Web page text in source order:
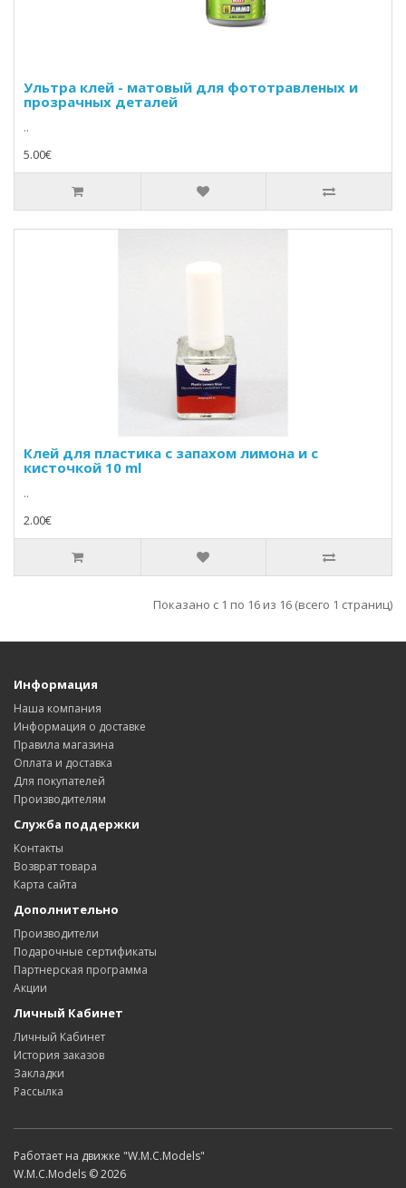
Ультра клей - матовый для фототравленых и
прозрачных деталей
..
5.00€
Клей для пластика с запахом лимона и с
кисточкой 10 ml
..
2.00€
Показано с 1 по 16 из 16 (всего 1 страниц)
Информация
Наша компания
Информация о доставке
Правила магазина
Оплата и доставка
Для покупателей
Производителям
Служба поддержки
Контакты
Возврат товара
Карта сайта
Дополнительно
Производители
Подарочные сертификаты
Партнерская программа
Акции
Личный Кабинет
Личный Кабинет
История заказов
Закладки
Рассылка
Работает на движке "W.M.C.Models"
W.M.C.Models © 2026